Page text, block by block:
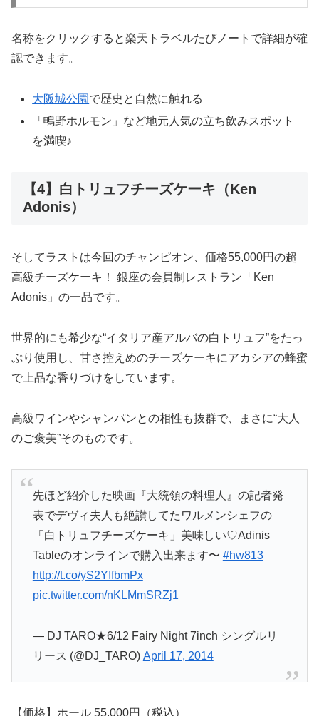
名称をクリックすると楽天トラベルたびノートで詳細が確
認できます。
大阪城公園 で歴史と自然に触れる
「鴫野ホルモン」など地元人気の立ち飲みスポット
を満喫♪
【4】白トリュフチーズケーキ（Ken
Adonis）
そしてラストは今回のチャンピオン、価格55,000円の超
高級チーズケーキ！ 銀座の会員制レストラン「Ken
Adonis」の一品です。
世界的にも希少な“イタリア産アルバの白トリュフ”をたっ
ぷり使用し、甘さ控えめのチーズケーキにアカシアの蜂蜜
で上品な香りづけをしています。
高級ワインやシャンパンとの相性も抜群で、まさに“大人
のご褒美”そのものです。
先ほど紹介した映画『大統領の料理人』の記者発
表でデヴィ夫人も絶讃してたワルメンシェフの
「白トリュフチーズケーキ」美味しい♡Adinis
Tableのオンラインで購入出来ます〜 #hw813
http://t.co/yS2YIfbmPx
pic.twitter.com/nKLMmSRZj1
— DJ TARO★6/12 Fairy Night 7inch シングルリ
リース (@DJ_TARO) April 17, 2014
【価格】ホール 55,000円（税込）